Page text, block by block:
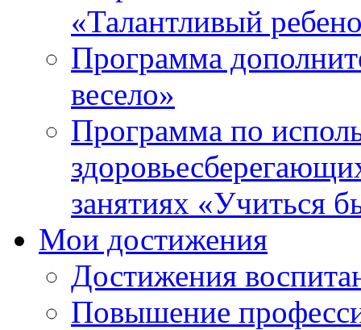
«Талантливый
Программа
весело»
Программа по
занятиях «Учиться
Мои достижения
Достижения
Повышение